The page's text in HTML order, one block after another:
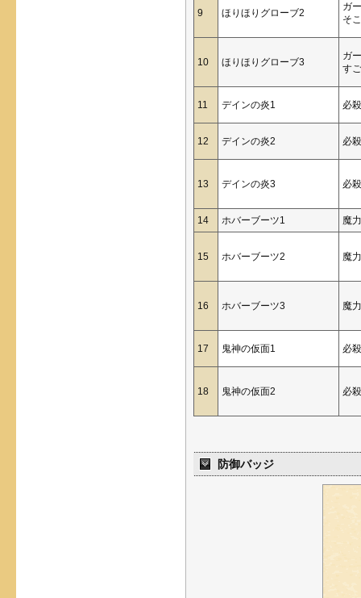
9 ほりほりグローブ2
ガ
そ
10 ほりほりグローブ3
ガ
す
11 デインの炎1 必
12 デインの炎2 必
13 デインの炎3 必
14 ホバーブーツ1 魔
15 ホバーブーツ2 魔
16 ホバーブーツ3 魔
17 鬼神の仮面1 必
18 鬼神の仮面2 必
防御バッジ